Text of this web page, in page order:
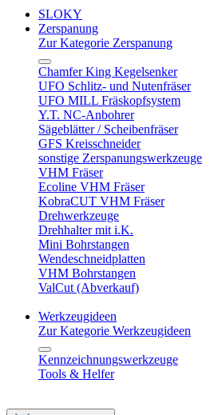
SLOKY
Zerspanung
Zur Kategorie Zerspanung
Chamfer King Kegelsenker
UFO Schlitz- und Nutenfräser
UFO MILL Fräskopfsystem
Y.T. NC-Anbohrer
Sägeblätter / Scheibenfräser
GFS Kreisschneider
sonstige Zerspanungswerkzeuge
VHM Fräser
Ecoline VHM Fräser
KobraCUT VHM Fräser
Drehwerkzeuge
Drehhalter mit i.K.
Mini Bohrstangen
Wendeschneidplatten
VHM Bohrstangen
ValCut (Abverkauf)
Werkzeugideen
Zur Kategorie Werkzeugideen
Kennzeichnungswerkzeuge
Tools & Helfer